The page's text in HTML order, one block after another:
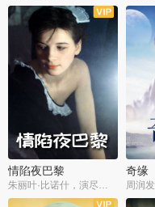
情陷夜巴黎
朱丽叶·比诺什，演尽失爱之痛
奇缘